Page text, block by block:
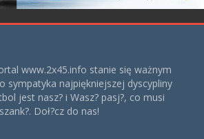
www.2x45.info stanie się ważnym
sympatyka najpiękniejszej dyscypliny
jest nasz? i Wasz? pasj?, co musi
Doł?cz do nas!